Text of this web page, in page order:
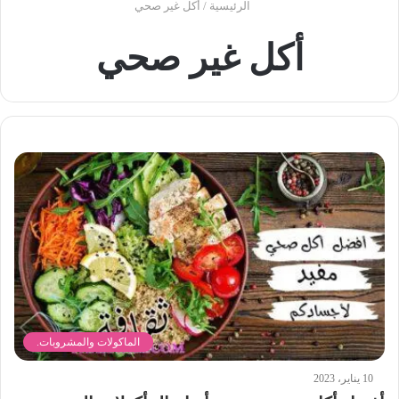
الرئيسية / أكل غير صحي
أكل غير صحي
الماكولات والمشروبات.
10 يناير، 2023